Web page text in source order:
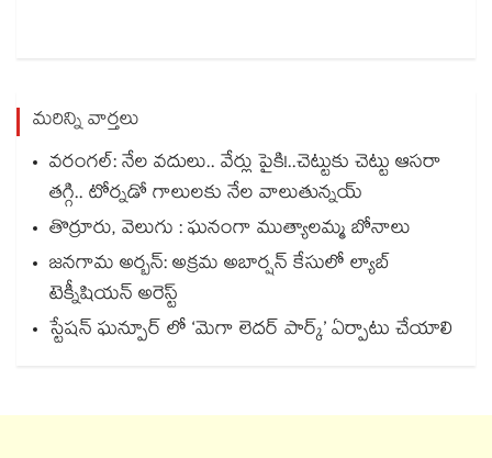
మరిన్ని వార్తలు
వరంగల్‍: నేల వదులు.. వేర్లు పైకి!..చెట్టుకు చెట్టు ఆసరా
తగ్గి.. టోర్నడో గాలులకు నేల వాలుతున్నయ్
తొర్రూరు, వెలుగు : ఘనంగా ముత్యాలమ్మ బోనాలు
జనగామ అర్బన్: అక్రమ అబార్షన్ కేసులో ల్యాబ్
టెక్నీషియన్ అరెస్ట్
స్టేషన్ ఘన్పూర్ లో ‘మెగా లెదర్ పార్క్’ ఏర్పాటు చేయాలి